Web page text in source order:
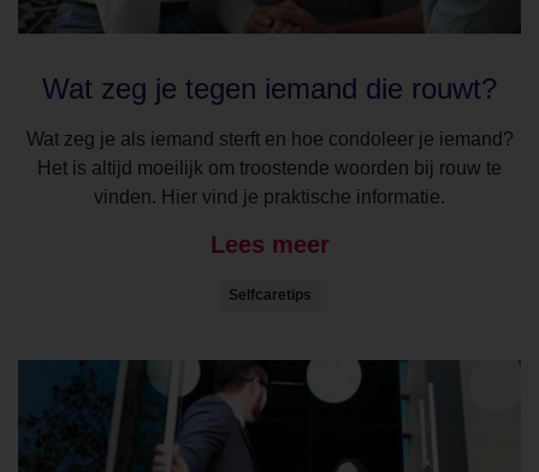
Wat zeg je tegen iemand die rouwt?
Wat zeg je als iemand sterft en hoe condoleer je iemand?
Het is altijd moeilijk om troostende woorden bij rouw te
vinden. Hier vind je praktische informatie.
Lees meer
Selfcaretips